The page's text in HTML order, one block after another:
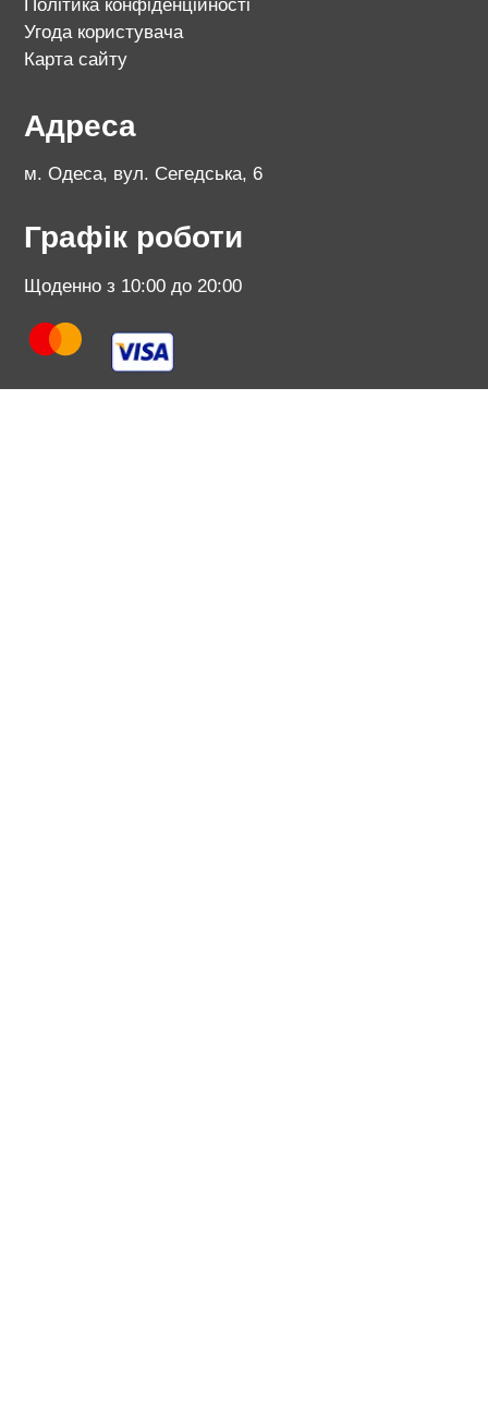
Угода користувача
Карта сайту
Адреса
м. Одеса, вул. Сегедська, 6
Графік роботи
Щоденно з 10:00 до 20:00